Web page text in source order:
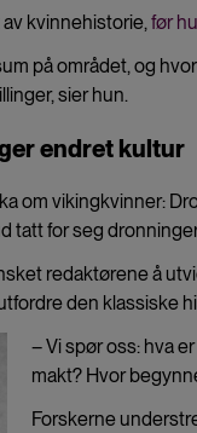
kvinnehistorie,før
på området, og
sier hun.
endret kultur
om vikingkvinner:
tatt for seg
redaktørene å
den klassiske
– Vi spør oss: hva
makt? Hvor
Forskerne